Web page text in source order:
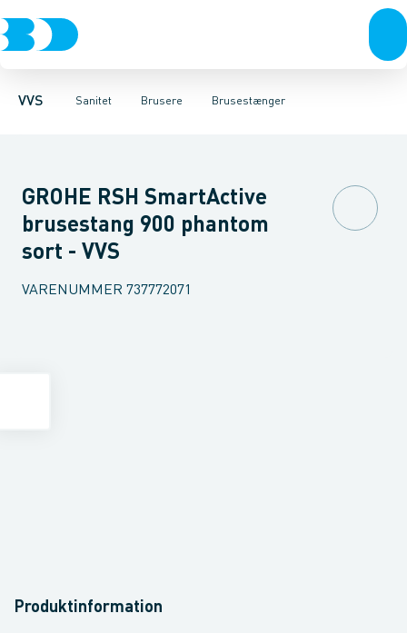
VVS Sanitet
Rør & fittingsPressfittings & rørKuglehaner & ventiler
Brusere
Toiletter, sæder og cisterner VaskeArmaturer
Brusestænger
HåndbrusereBruseslanger BrusesætBrusestænger
GROHE RSH SmartActive
brusestang 900 phantom
sort - VVS
VARENUMMER 737772071
Produktinformation